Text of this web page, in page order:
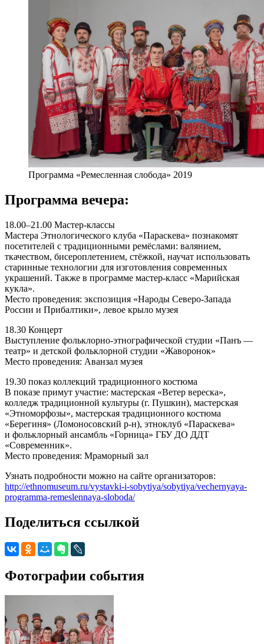
Программа «Ремесленная слобода» 2019
Программа вечера:
18.00–21.00 Мастер-классы
Мастера Этнологического клуба «Параскева» познакомят
посетителей с традиционными ремёслами: валянием,
ткачеством, бисероплетением, стёжкой, научат использовать
старинные технологии для изготовления современных
украшений. Также в программе мастер-класс «Марийская
кукла».
Место проведения: экспозиция «Народы Северо-Запада
России и Прибалтики», левое крыло музея
18.30 Концерт
Выступление фольклорно-этнографической студии «Панъ —
театр» и детской фольклорной студии «Жаворонок»
Место проведения: Аванзал музея
19.30 показ коллекций традиционного костюма
В показе примут участие: мастерская «Ветер вереска»,
колледж традиционной культуры (г. Пушкин), мастерская
«Этноморфозы», мастерская традиционного костюма
«Берегиня» (Ломоносовский р-н), этноклуб «Параскева»
и фольклорный ансамбль «Горница» ГБУ ДО ДДТ
«Современник».
Место проведения: Мраморный зал
Узнать подробности можно на сайте организаторов:
http://ethnomuseum.ru/vystavki-i-sobytiya/sobytiya/vechernyaya-
programma-remeslennaya-sloboda/
Поделиться ссылкой
Фотографии события